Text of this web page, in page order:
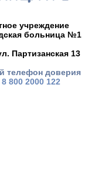
учреждение
больница №1
Партизанская 13
телефон доверия
8 800 2000 122